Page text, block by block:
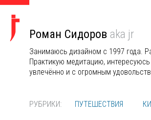
Роман Сидоров aka jr
Занимаюсь дизайном с 1997 года.
Практикую медитацию,
увлечённо и с огромным
РУБРИКИ: ПУТЕШЕСТВИЯ